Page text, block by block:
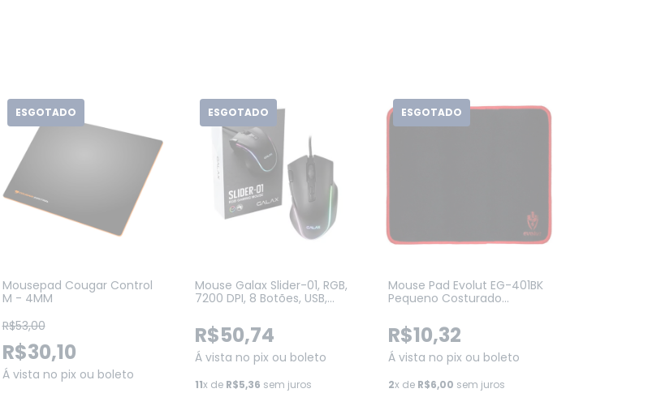
ESGOTADO
Mousepad Cougar Control
M - 4MM
R$53,00
R$30,10
Á vista no pix ou boleto
ESGOTADO
Mouse Galax Slider-01, RGB,
7200 DPI, 8 Botões, USB,
R$50,74
Á vista no pix ou boleto
11x de R$5,36 sem juros
ESGOTADO
Mouse Pad Evolut EG-401BK
Pequeno Costurado
R$10,32
Á vista no pix ou boleto
2x de R$6,00 sem juros